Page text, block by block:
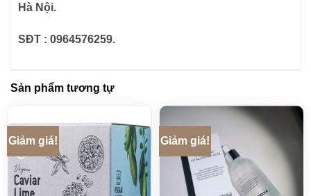
Hà Nội.
SĐT : 0964576259.
Sản phẩm tương tự
Giảm giá! Giảm giá!